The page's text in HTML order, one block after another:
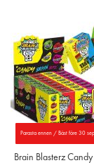
Parasta ennen / Bäst före 30
Brain Blasterz